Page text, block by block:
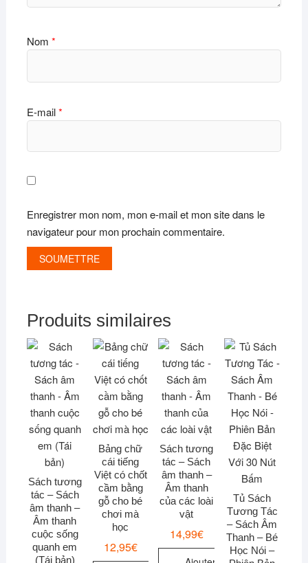
Nom *
E-mail*
Enregistrer mon nom, mon e-mail et mon site dans le
navigateur pour mon prochain commentaire.
Produits similaires
Sách tương
tác – Sách
âm thanh –
Âm thanh
cuộc sống
quanh em
(Tái bản)
Bảng chữ
cái tiếng
Việt có chốt
cầm bằng
gỗ cho bé
chơi mà
học
12,95€
Sách tương
tác – Sách
âm thanh –
Âm thanh
của các loài
vật
14,99€
Tủ Sách
Tương Tác
– Sách Âm
Thanh – Bé
Học Nói –